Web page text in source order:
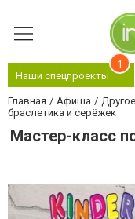
Наши спецпроекты
1
Главная Афиша Другое
браслетика и серёжек
Мастер-класс